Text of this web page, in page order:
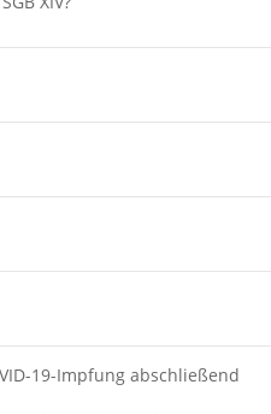
19-Impfung abschließend